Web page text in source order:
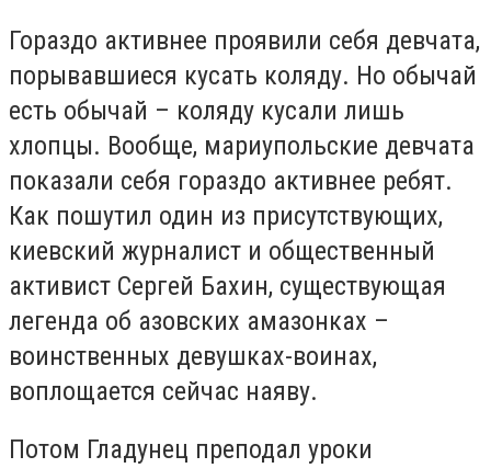
Гораздо активнее проявили себя девчата,
порывавшиеся кусать коляду. Но обычай
есть обычай – коляду кусали лишь
хлопцы. Вообще, мариупольские девчата
показали себя гораздо активнее ребят.
Как пошутил один из присутствующих,
киевский журналист и общественный
активист Сергей Бахин, существующая
легенда об азовских амазонках –
воинственных девушках-воинах,
воплощается сейчас наяву.
Потом Гладунец преподал уроки